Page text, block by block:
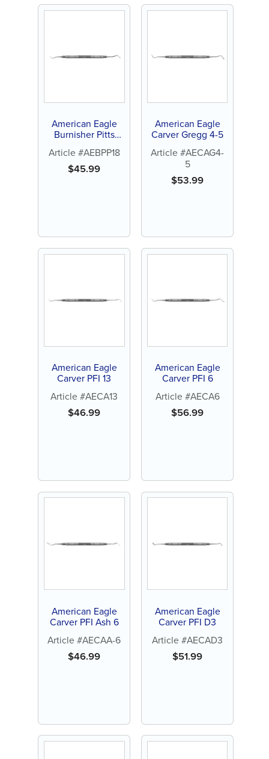
American Eagle
Burnisher Pitts
Article #AEBPP18
$45.99
American Eagle
Carver Gregg 4-5
Article #AECAG4-
5
$53.99
American Eagle
Carver PFI 13
Article #AECA13
$46.99
American Eagle
Carver PFI 6
Article #AECA6
$56.99
American Eagle
Carver PFI Ash 6
Article #AECAA-6
$46.99
American Eagle
Carver PFI D3
Article #AECAD3
$51.99